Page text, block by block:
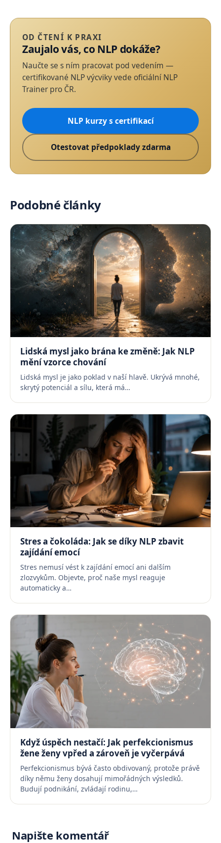
OD ČTENÍ K PRAXI
Zaujalo vás, co NLP dokáže?
Naučte se s ním pracovat pod vedením —
certifikované NLP výcviky vede oficiální NLP
Trainer pro ČR.
NLP kurzy s certifikací
Otestovat předpoklady zdarma
Podobné články
Lidská mysl jako brána ke změně: Jak NLP
mění vzorce chování
Lidská mysl je jako poklad v naší hlavě. Ukrývá mnohé,
skrytý potenciál a sílu, která má…
Stres a čokoláda: Jak se díky NLP zbavit
zajídání emocí
Stres nemusí vést k zajídání emocí ani dalším
zlozvykům. Objevte, proč naše mysl reaguje
automaticky a…
Když úspěch nestačí: Jak perfekcionismus
žene ženy vpřed a zároveň je vyčerpává
Perfekcionismus bývá často obdivovaný, protože právě
díky němu ženy dosahují mimořádných výsledků.
Budují podnikání, zvládají rodinu,…
Napište komentář